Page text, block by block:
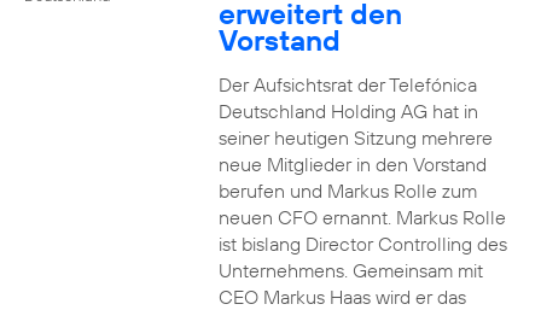
erweitert den
Vorstand
Der Aufsichtsrat der Telefónica
Deutschland Holding AG hat in
seiner heutigen Sitzung mehrere
neue Mitglieder in den Vorstand
berufen und Markus Rolle zum
neuen CFO ernannt. Markus Rolle
ist bislang Director Controlling des
Unternehmens. Gemeinsam mit
CEO Markus Haas wird er das